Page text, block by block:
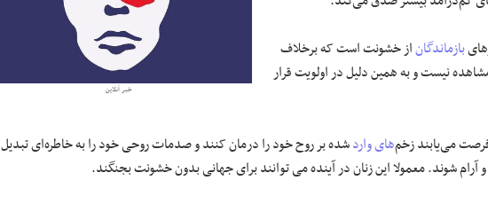
خبر آنلاین
بازماندگاناز خشونت است که برخلاف
نیست و به همین دلیل در اولویت قرار
می‌یابند زخم‌های واردشده بر روح خود را درمان کنند و صدمات روحی خود را به خاطره‌ای تبدیل
شوند. معمولا این زنان در آینده می توانند برای جهانی بدون خشونت بجنگند.